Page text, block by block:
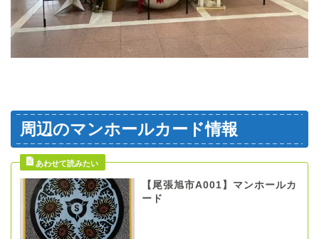
周辺のマンホールカード情報
【尾張旭市A001】マンホールカ
ード